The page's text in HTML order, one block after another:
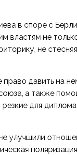
в споре с
властям не
не
давить на
а также
для
улучшили